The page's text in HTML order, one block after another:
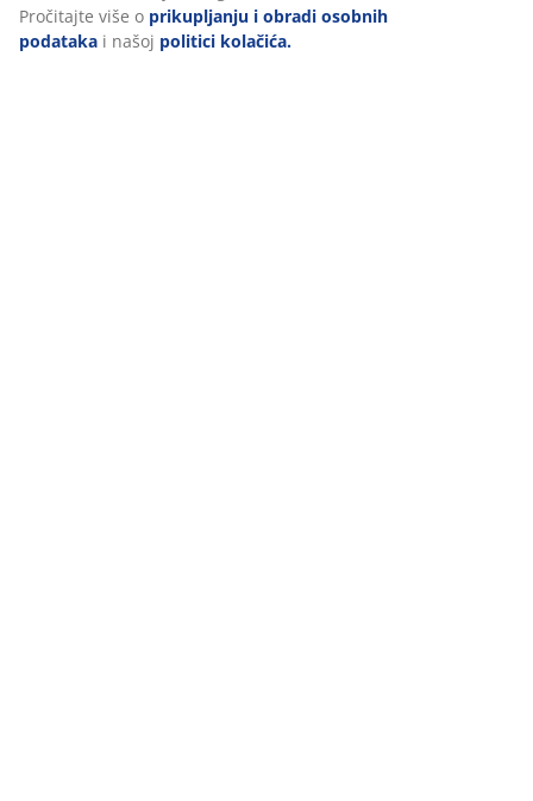
Pročitajte više o prikupljanju i obradi osobnih
podataka i našoj politici kolačića.